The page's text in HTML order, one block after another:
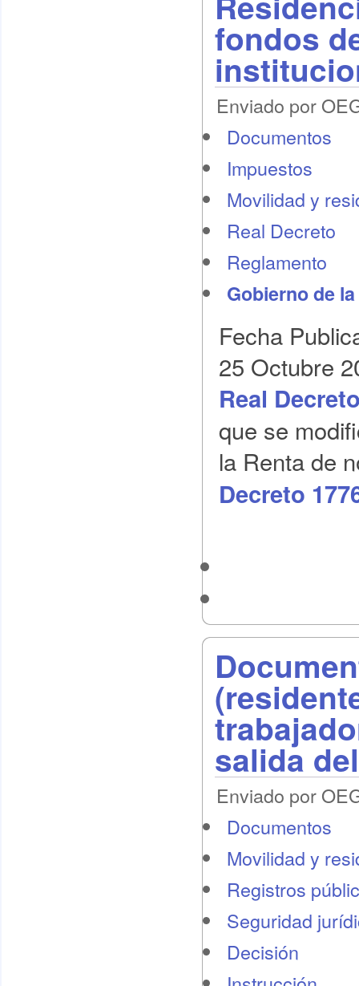
fondos
Enviado por
Documentos
Impuestos
Movilidad y
Real Decreto
Reglamento
Gobierno de
Fecha
25 Octubre
Real
que se
la Renta de
Decreto
salida
Enviado por
Documentos
Movilidad y
Registros
Seguridad
Decisión